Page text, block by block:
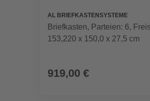
AL BRIEFKASTENSYSTEME
Briefkasten, Parteien: 6,
153,220 x 150,0 x 27,5 cm
919,00 €